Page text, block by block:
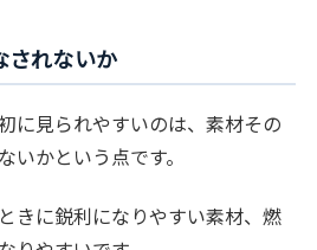
されないか
に見られやすいのは、素材その
いかという点です。
きに鋭利になりやすい素材、燃